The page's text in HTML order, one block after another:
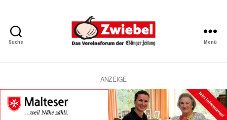
Suche
Vereinsforum
Eßlinger
Zeitung
Menü
ANZEIGE